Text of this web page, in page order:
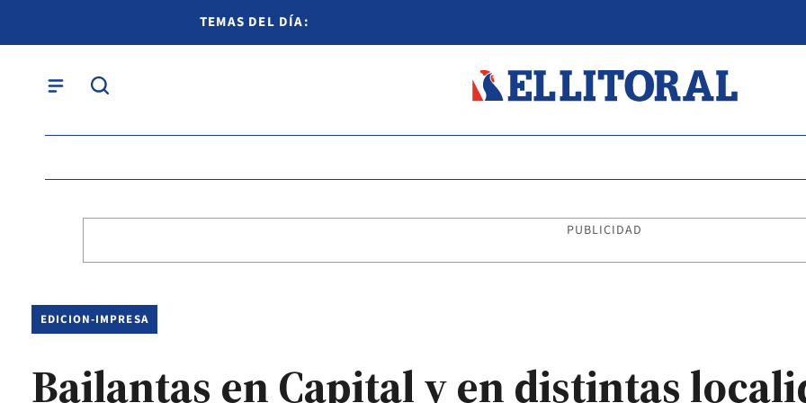
TEMAS DEL DÍA:
PUBLICIDAD
EDICION-IMPRESA
Bailantas en Capital y en distintas